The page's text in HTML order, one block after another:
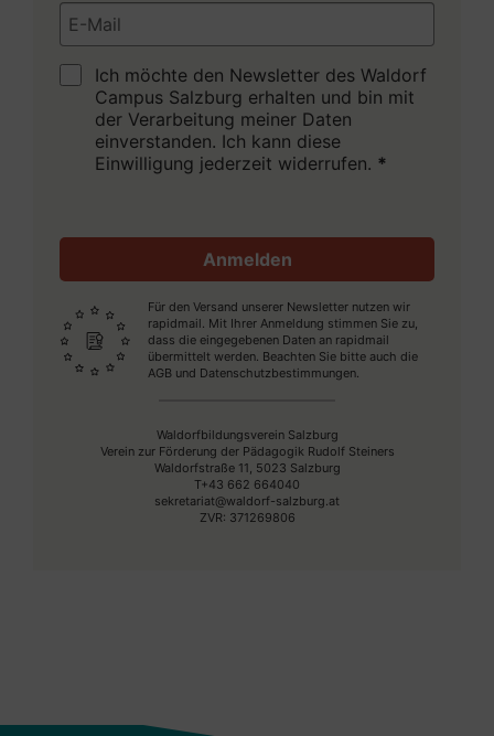
Ich möchte den Newsletter des Waldorf
Campus Salzburg erhalten und bin mit
der Verarbeitung meiner Daten
einverstanden. Ich kann diese
Einwilligung jederzeit widerrufen.
Anmelden
Für den Versand unserer Newsletter nutzen wir
rapidmail. Mit Ihrer Anmeldung stimmen Sie zu,
dass die eingegebenen Daten an rapidmail
übermittelt werden. Beachten Sie bitte auch die
AGB und Datenschutzbestimmungen.
Waldorfbildungsverein Salzburg
Verein zur Förderung der Pädagogik Rudolf Steiners
Waldorfstraße 11, 5023 Salzburg
T+43 662 664040
sekretariat@waldorf-salzburg.at
ZVR: 371269806